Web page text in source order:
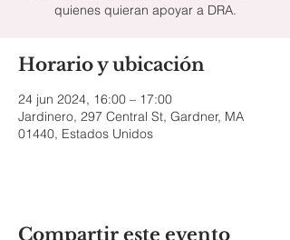
quienes quieran apoyar a DRA.
Horario y ubicación
24 jun 2024, 16:00 – 17:00
Jardinero, 297 Central St, Gardner, MA
01440, Estados Unidos
Compartir este evento